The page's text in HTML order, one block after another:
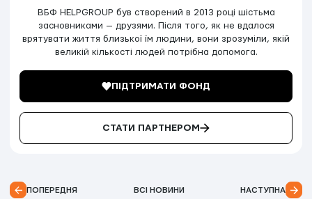
ВБФ HELPGROUP був створений в 2013 році шістьма
засновниками — друзями. Після того, як не вдалося
врятувати життя близької їм людини, вони зрозуміли, якій
великій кількості людей потрібна допомога.
ПІДТРИМАТИ ФОНД
СТАТИ ПАРТНЕРОМ
ПОПЕРЕДНЯ ВСІ НОВИНИ НАСТУПНА